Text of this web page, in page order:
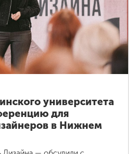
университета
для
в Нижнем